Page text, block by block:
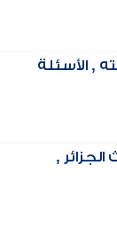
, الأسئلة
,